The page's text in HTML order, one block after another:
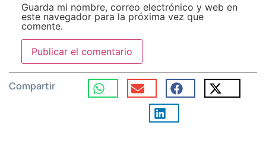
Guarda mi nombre, correo electrónico y web en
este navegador para la próxima vez que
comente.
Compartir